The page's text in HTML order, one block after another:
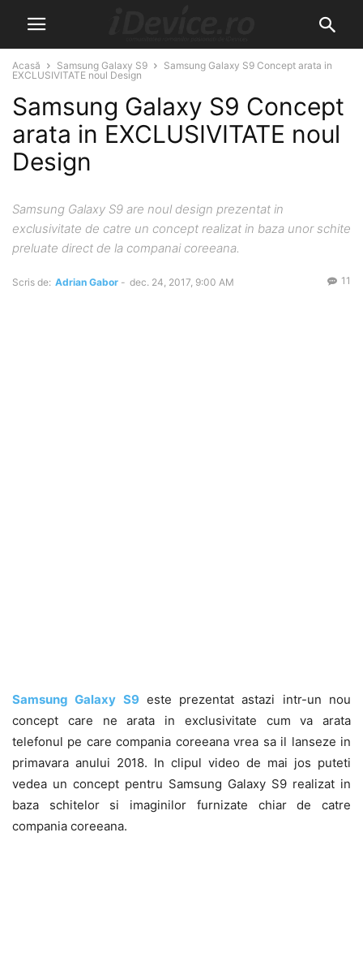
Acasă Samsung Galaxy S9
Samsung Galaxy S9 Concept arata in
EXCLUSIVITATE noul Design
Samsung Galaxy S9 Concept
arata in EXCLUSIVITATE noul
Design
Samsung Galaxy S9 are noul design prezentat in
exclusivitate de catre un concept realizat in baza unor schite
preluate direct de la companai coreeana.
Scris de: Adrian Gabor - dec. 24, 2017, 9:00 AM 11
Samsung Galaxy S9 este prezentat astazi intr-un nou
concept care ne arata in exclusivitate cum va arata
telefonul pe care compania coreeana vrea sa il lanseze in
primavara anului 2018. In clipul video de mai jos puteti
vedea un concept pentru Samsung Galaxy S9 realizat in
baza schitelor si imaginilor furnizate chiar de catre
compania coreeana.